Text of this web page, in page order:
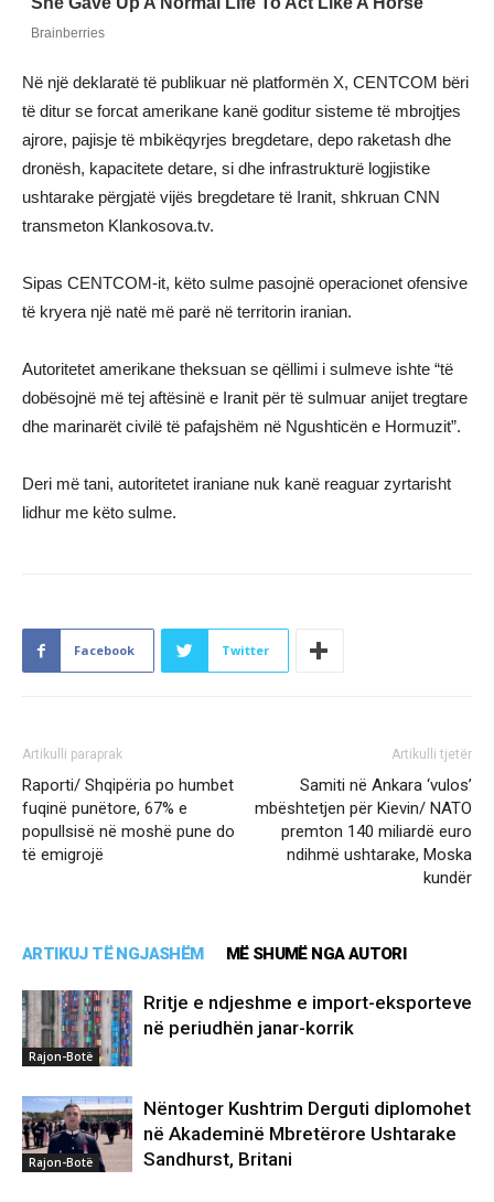
Në një deklaratë të publikuar në platformën X, CENTCOM bëri
të ditur se forcat amerikane kanë goditur sisteme të mbrojtjes
ajrore, pajisje të mbikëqyrjes bregdetare, depo raketash dhe
dronësh, kapacitete detare, si dhe infrastrukturë logjistike
ushtarake përgjatë vijës bregdetare të Iranit, shkruan CNN
transmeton Klankosova.tv.
Sipas CENTCOM-it, këto sulme pasojnë operacionet ofensive
të kryera një natë më parë në territorin iranian.
Autoritetet amerikane theksuan se qëllimi i sulmeve ishte “të
dobësojnë më tej aftësinë e Iranit për të sulmuar anijet tregtare
dhe marinarët civilë të pafajshëm në Ngushticën e Hormuzit”.
Deri më tani, autoritetet iraniane nuk kanë reaguar zyrtarisht
lidhur me këto sulme.
Facebook Twitter
Artikulli paraprak
Raporti/ Shqipëria po humbet
fuqinë punëtore, 67% e
popullsisë në moshë pune do
të emigrojë
Artikulli tjetër
Samiti në Ankara ‘vulos’
mbështetjen për Kievin/ NATO
premton 140 miliardë euro
ndihmë ushtarake, Moska
kundër
ARTIKUJ TË NGJASHËM MË SHUMË NGA AUTORI
Rajon-Botë
Rritje e ndjeshme e import-eksporteve
në periudhën janar-korrik
Rajon-Botë
Nëntoger Kushtrim Derguti diplomohet
në Akademinë Mbretërore Ushtarake
Sandhurst, Britani